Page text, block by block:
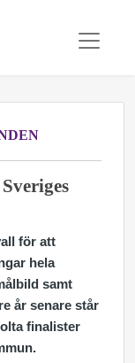
för att
hela
samt
år senare står
finalister